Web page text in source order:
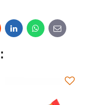
LinkedInWhatsApp
E-
mail